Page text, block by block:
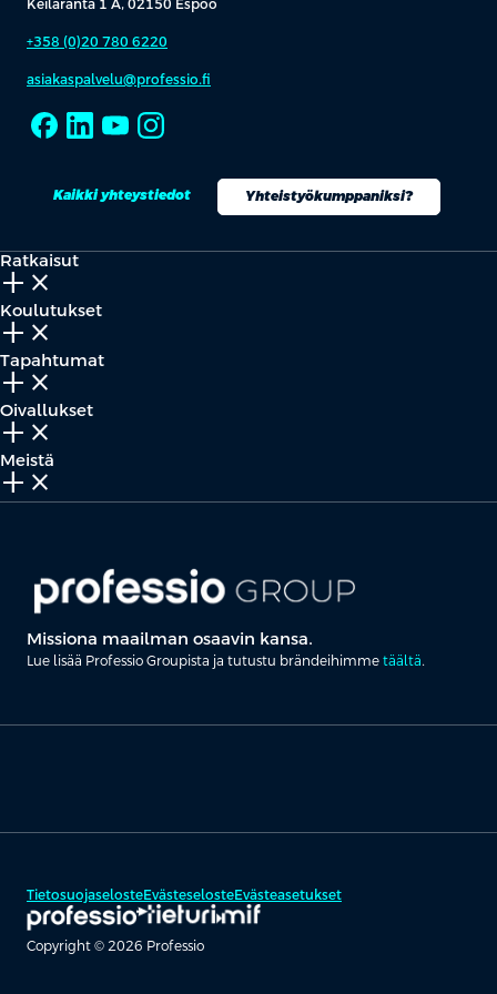
Keilaranta 1 A, 02150 Espoo
+358 (0)20 780 6220
asiakaspalvelu@professio.fi
Kaikki yhteystiedot Yhteistyökumppaniksi?
Ratkaisut
add_2 close
Koulutukset
add_2 close
Tapahtumat
add_2 close
Oivallukset
add_2 close
Meistä
add_2 close
Missiona maailman osaavin kansa.
Lue lisää Professio Groupista ja tutustu brändeihimme täältä.
TietosuojaselosteEvästeselosteEvästeasetukset
Copyright © 2026 Professio